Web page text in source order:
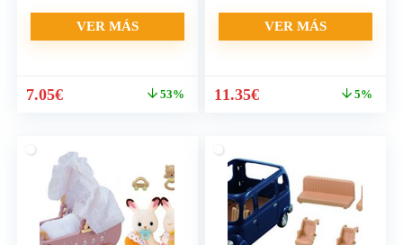
VER MÁS
El
era:
14.99€.
7.05€El
es:
7.05€.
53%
VER MÁS
El
era:
11.95€.
11.35€El
11.35€.
5%